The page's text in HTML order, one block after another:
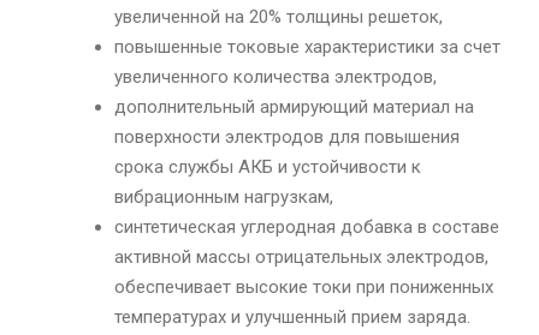
увеличенной на 20% толщины решеток,
повышенные токовые характеристики за счет
увеличенного количества электродов,
дополнительный армирующий материал на
поверхности электродов для повышения
срока службы АКБ и устойчивости к
вибрационным нагрузкам,
синтетическая углеродная добавка в составе
активной массы отрицательных электродов,
обеспечивает высокие токи при пониженных
температурах и улучшенный прием заряда.